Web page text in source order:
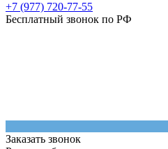
+7 (977) 720-77-55
Бесплатный звонок по РФ
Заказать звонок